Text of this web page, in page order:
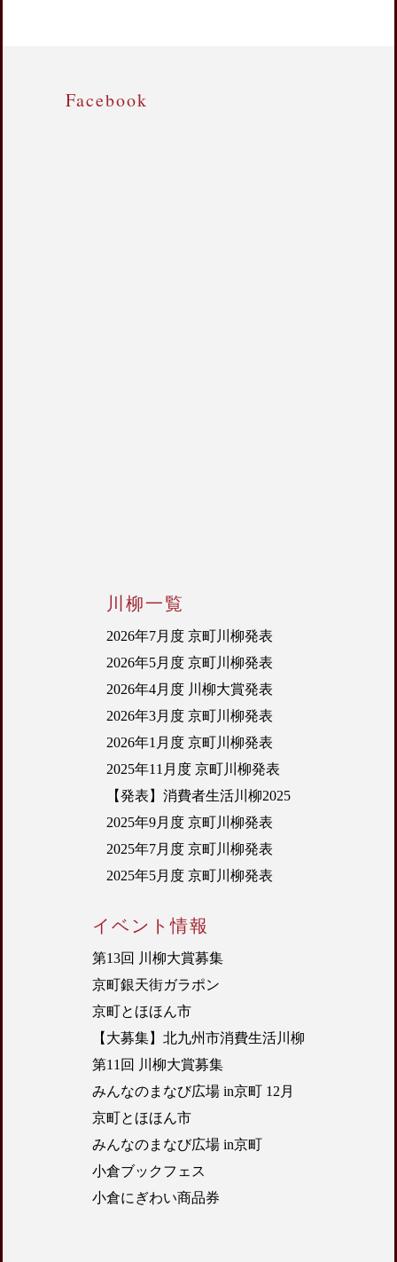
イベント情報
第13回 川柳大賞募集
京町銀天街ガラポン
京町とほほん市
【大募集】北九州市消費生活川柳
第11回 川柳大賞募集
みんなのまなび広場 in京町 12月
京町とほほん市
みんなのまなび広場 in京町
小倉ブックフェス
小倉にぎわい商品券
川柳一覧
2026年7月度 京町川柳発表
2026年5月度 京町川柳発表
2026年4月度 川柳大賞発表
2026年3月度 京町川柳発表
2026年1月度 京町川柳発表
2025年11月度 京町川柳発表
【発表】消費者生活川柳2025
2025年9月度 京町川柳発表
2025年7月度 京町川柳発表
2025年5月度 京町川柳発表
Facebook